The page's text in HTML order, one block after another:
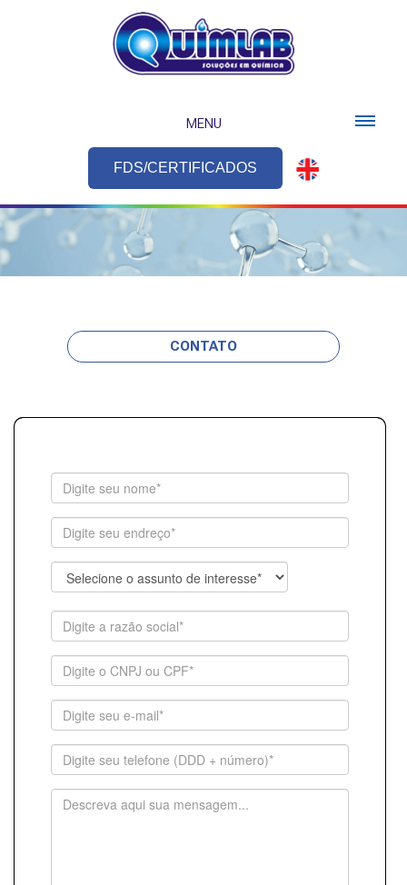
MENU
FDS/CERTIFICADOS
CONTATO